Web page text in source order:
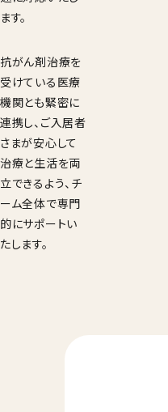
ます。
抗がん剤治療を
受けている医療
機関とも緊密に
連携し、ご入居者
さまが安心して
治療と生活を両
立できるよう、チ
ーム全体で専門
的にサポートい
たします。